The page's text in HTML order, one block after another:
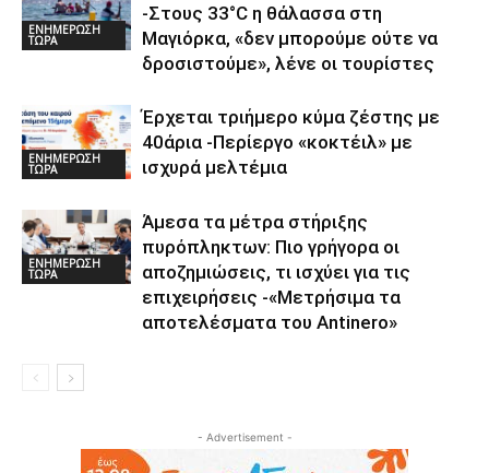
ΕΝΗΜΕΡΩΣΗ
ΤΩΡΑ
-Στους 33°C η θάλασσα στη
Μαγιόρκα, «δεν μπορούμε ούτε να
δροσιστούμε», λένε οι τουρίστες
ΕΝΗΜΕΡΩΣΗ
ΤΩΡΑ
Έρχεται τριήμερο κύμα ζέστης με
40άρια -Περίεργο «κοκτέιλ» με
ισχυρά μελτέμια
ΕΝΗΜΕΡΩΣΗ
ΤΩΡΑ
Άμεσα τα μέτρα στήριξης
πυρόπληκτων: Πιο γρήγορα οι
αποζημιώσεις, τι ισχύει για τις
επιχειρήσεις -«Μετρήσιμα τα
αποτελέσματα του Αntinero»
- Advertisement -